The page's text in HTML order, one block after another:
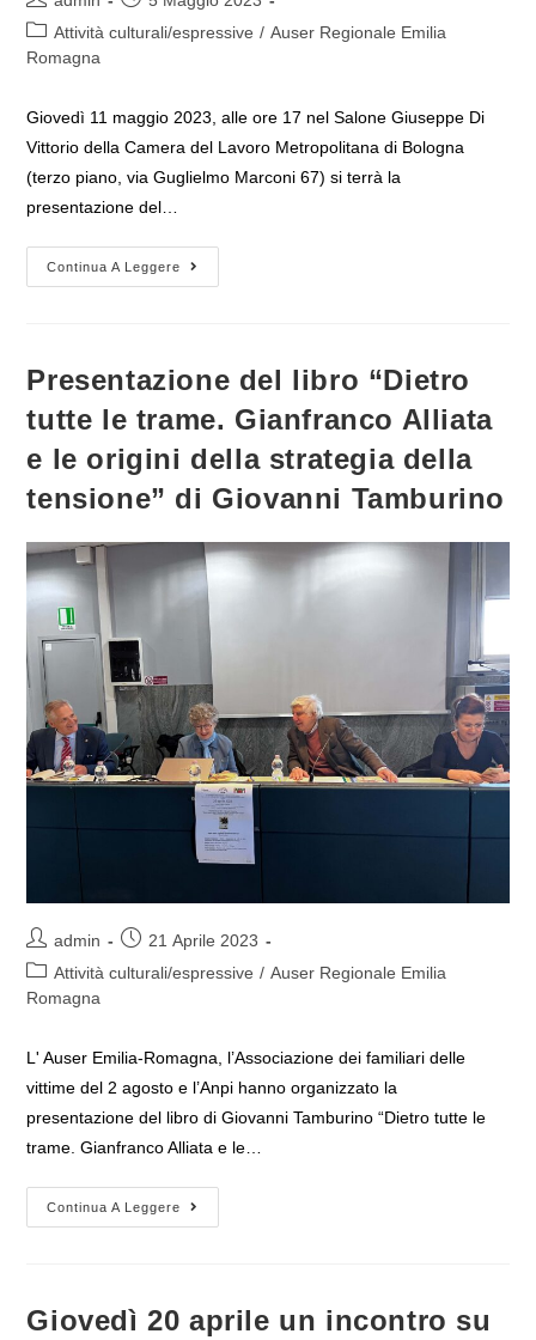
dell'articolo:
pubblicato:
Categoria
dell'articolo:
Attività culturali/espressive / Auser Regionale Emilia
Romagna
Giovedì 11 maggio 2023, alle ore 17 nel Salone Giuseppe Di
Vittorio della Camera del Lavoro Metropolitana di Bologna
(terzo piano, via Guglielmo Marconi 67) si terrà la
presentazione del…
Continua A Leggere
Giovedì
11
Strategia
Tensione
–
La
Sua
Continuazione”
Presentazione del libro “Dietro
tutte le trame. Gianfranco Alliata
e le origini della strategia della
tensione” di Giovanni Tamburino
Autore
dell'articolo:
admin
Articolo
pubblicato:
21 Aprile 2023
Categoria
dell'articolo:
Attività culturali/espressive / Auser Regionale Emilia
Romagna
L' Auser Emilia-Romagna, l’Associazione dei familiari delle
vittime del 2 agosto e l’Anpi hanno organizzato la
presentazione del libro di Giovanni Tamburino “Dietro tutte le
trame. Gianfranco Alliata e le…
Continua A Leggere
Presentazione
Del
Trame.
Gianfranco
Giovedì 20 aprile un incontro su